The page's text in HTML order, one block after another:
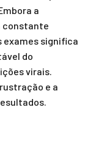
a
constante
exames significa
do
virais.
e a